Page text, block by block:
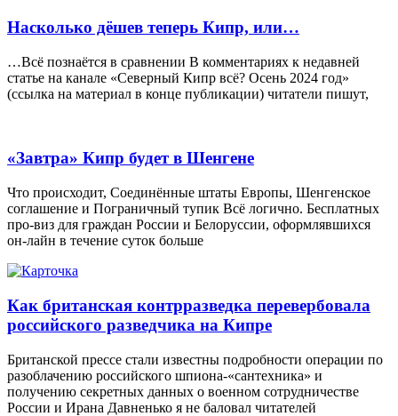
Насколько дёшев теперь Кипр, или…
…Всё познаётся в сравнении В комментариях к недавней
статье на канале «Северный Кипр всё? Осень 2024 год»
(ссылка на материал в конце публикации) читатели пишут,
«Завтра» Кипр будет в Шенгене
Что происходит, Соединённые штаты Европы, Шенгенское
соглашение и Пограничный тупик Всё логично. Бесплатных
про-виз для граждан России и Белоруссии, оформлявшихся
он-лайн в течение суток больше
Как британская контрразведка перевербовала
российского разведчика на Кипре
Британской прессе стали известны подробности операции по
разоблачению российского шпиона-«сантехника» и
получению секретных данных о военном сотрудничестве
России и Ирана Давненько я не баловал читателей